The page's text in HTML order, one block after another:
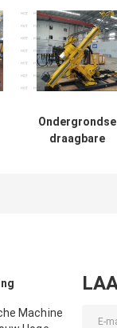
Ondergrondse
draagbare
Machine